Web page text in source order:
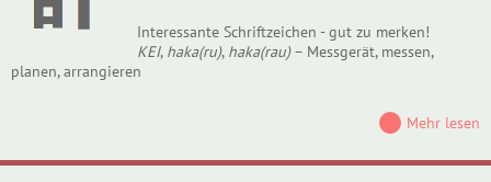
Interessante Schriftzeichen - gut zu merken!
KEI, haka(ru), haka(rau)– Messgerät, messen,
planen, arrangieren
Mehr lesen